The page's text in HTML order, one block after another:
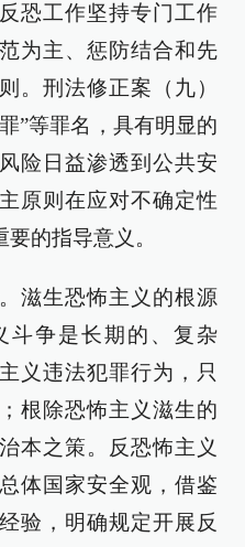
恐工作坚持专门工作
为主、惩防结合和先
。刑法修正案（九）
”等罪名，具有明显的
险日益渗透到公共安
原则在应对不确定性
的指导意义。
滋生恐怖主义的根源
斗争是长期的、复杂
义违法犯罪行为，只
根除恐怖主义滋生的
本之策。反恐怖主义
体国家安全观，借鉴
验，明确规定开展反